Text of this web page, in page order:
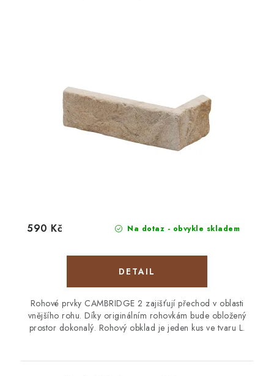
Na dotaz - obvykle skladem
590 Kč
Rohové prvky CAMBRIDGE 2 zajišťují přechod v oblasti
vnějšího rohu. Díky originálním rohovkám bude obložený
prostor dokonalý. Rohový obklad je jeden kus ve tvaru L.